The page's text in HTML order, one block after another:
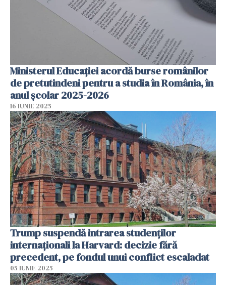
Ministerul Educației acordă burse românilor
de pretutindeni pentru a studia în România, în
anul școlar 2025-2026
16 IUNIE 2025
Trump suspendă intrarea studenților
internaționali la Harvard: decizie fără
precedent, pe fondul unui conflict escaladat
05 IUNIE 2025